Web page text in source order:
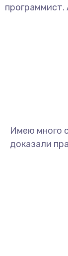
программист.
Имею много
доказали